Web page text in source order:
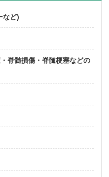
など)
脊髄損傷・脊髄梗塞などの